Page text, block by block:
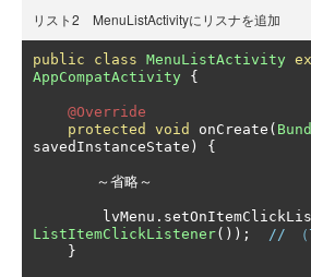
リスト2 MenuListActivityにリスナを追加
public class MenuListActivity
AppCompatActivity {
@Override
protected
void onCreate (
savedInstanceState ) {
～省略～
        lvMenu
.
ListItemClickListener());
// （7
}